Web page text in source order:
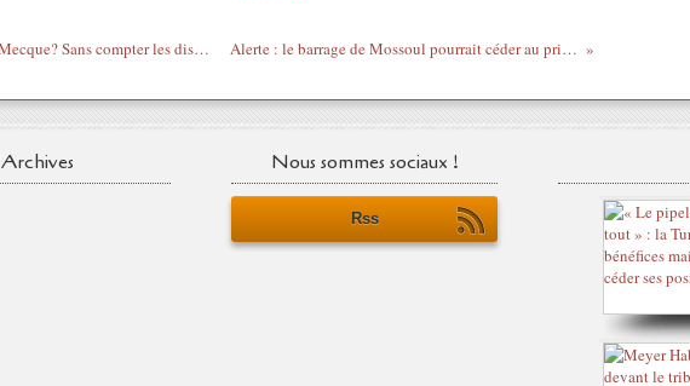
7 477 morts à La Mecque? Sans compter les disparus… Alerte : le barrage de Mossoul pourrait céder au printemps
Archives Nous sommes sociaux !
Rss